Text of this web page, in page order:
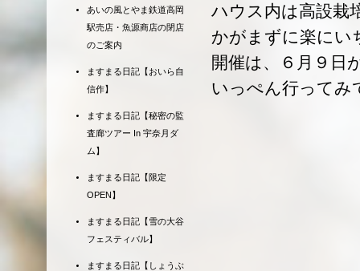
ハウス内は高設栽
かがまずに楽にい
開催は、６月９日
いっぺん行ってみ
あいの風とやま鉄道高岡
駅売店・魚源商店の閉店
のご案内
ますまる日記【おいら自
信作】
ますまる日記【秘密の監
査廊ツアー In 宇奈月ダ
ム】
ますまる日記【限定
OPEN】
ますまる日記【雪の大谷
フェスティバル】
ますまる日記【しょうぶ